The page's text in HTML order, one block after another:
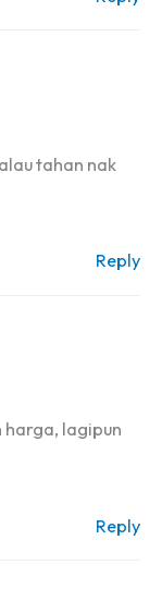
tahan nak
Reply
harga, lagipun
Reply